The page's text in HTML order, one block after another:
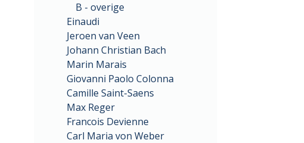
B - overige
Einaudi
Jeroen van Veen
Johann Christian Bach
Marin Marais
Giovanni Paolo Colonna
Camille Saint-Saens
Max Reger
Francois Devienne
Carl Maria von Weber